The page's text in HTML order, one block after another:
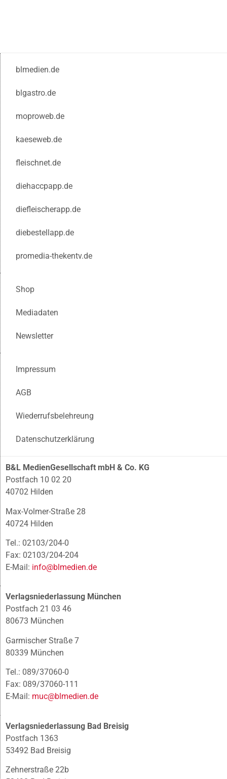
blmedien.de
blgastro.de
moproweb.de
kaeseweb.de
fleischnet.de
diehaccpapp.de
diefleischerapp.de
diebestellapp.de
promedia-thekentv.de
Shop
Mediadaten
Newsletter
Impressum
AGB
Wiederrufsbelehreung
Datenschutzerklärung
B&L MedienGesellschaft mbH & Co. KG
Postfach 10 02 20
40702 Hilden
Max-Volmer-Straße 28
40724 Hilden
Tel.: 02103/204-0
Fax: 02103/204-204
E-Mail: info@blmedien.de
Verlagsniederlassung München
Postfach 21 03 46
80673 München
Garmischer Straße 7
80339 München
Tel.: 089/37060-0
Fax: 089/37060-111
E-Mail: muc@blmedien.de
Verlagsniederlassung Bad Breisig
Postfach 1363
53492 Bad Breisig
Zehnerstraße 22b